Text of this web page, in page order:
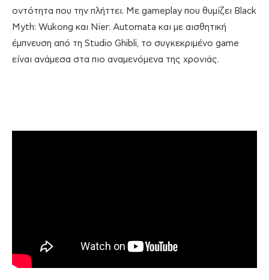
οντότητα που την πλήττει. Με gameplay που θυμίζει Black
Myth: Wukong και Nier: Automata και με αισθητική
έμπνευση από τη Studio Ghibli, το συγκεκριμένο game
είναι ανάμεσα στα πιο αναμενόμενα της χρονιάς.